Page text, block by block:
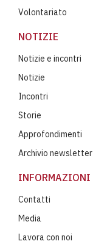
Volontariato
NOTIZIE
Notizie e incontri
Notizie
Incontri
Storie
Approfondimenti
Archivio newsletter
INFORMAZIONI
Contatti
Media
Lavora con noi